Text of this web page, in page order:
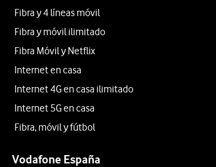
Fibra y 4 líneas móvil
Fibra y móvil ilimitado
Fibra Móvil y Netflix
Internet en casa
Internet 4G en casa ilimitado
Internet 5G en casa
Fibra, móvil y fútbol
Vodafone España